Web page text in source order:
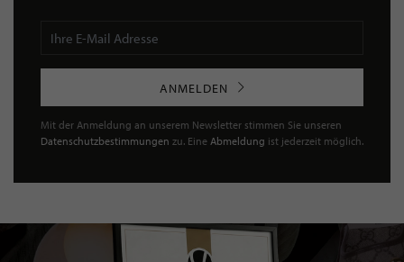
ANMELDEN
Mit der Anmeldung an unserem Newsletter stimmen Sie unseren
Datenschutzbestimmungen zu. Eine Abmeldung ist jederzeit möglich.